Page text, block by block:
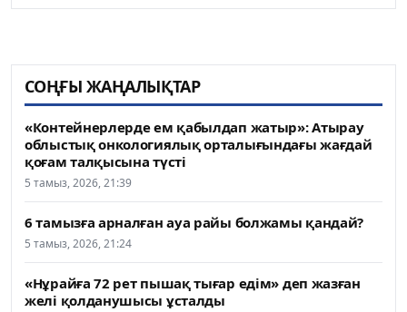
СОҢҒЫ ЖАҢАЛЫҚТАР
«Контейнерлерде ем қабылдап жатыр»: Атырау
облыстық онкологиялық орталығындағы жағдай
қоғам талқысына түсті
5 тамыз, 2026, 21:39
6 тамызға арналған ауа райы болжамы қандай?
5 тамыз, 2026, 21:24
«Нұрайға 72 рет пышақ тығар едім» деп жазған
желі қолданушысы ұсталды